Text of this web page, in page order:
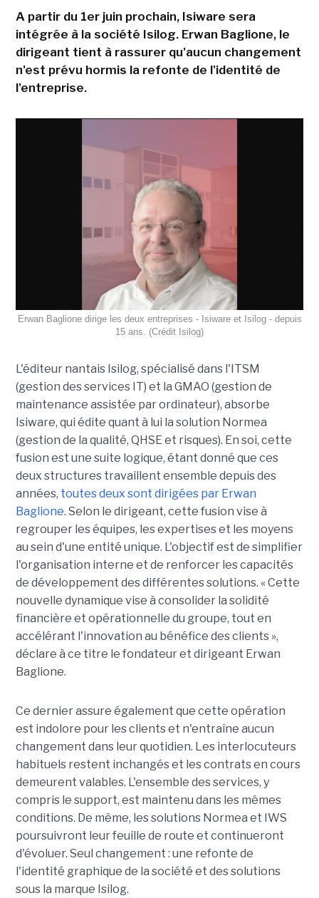
A partir du 1er juin prochain, Isiware sera
intégrée à la société Isilog. Erwan Baglione, le
dirigeant tient à rassurer qu'aucun changement
n'est prévu hormis la refonte de l'identité de
l'entreprise.
Erwan Baglione dirige les deux entreprises - Isiware et Isilog - depuis
15 ans. (Crédit Isilog)
L'éditeur nantais Isilog, spécialisé dans l'ITSM
(gestion des services IT) et la GMAO (gestion de
maintenance assistée par ordinateur), absorbe
Isiware, qui édite quant à lui la solution Normea
(gestion de la qualité, QHSE et risques). En soi, cette
fusion est une suite logique, étant donné que ces
deux structures travaillent ensemble depuis des
années, toutes deux sont dirigées par Erwan
Baglione. Selon le dirigeant, cette fusion vise à
regrouper les équipes, les expertises et les moyens
au sein d'une entité unique. L'objectif est de simplifier
l'organisation interne et de renforcer les capacités
de développement des différentes solutions. « Cette
nouvelle dynamique vise à consolider la solidité
financière et opérationnelle du groupe, tout en
accélérant l'innovation au bénéfice des clients »,
déclare à ce titre le fondateur et dirigeant Erwan
Baglione.
Ce dernier assure également que cette opération
est indolore pour les clients et n'entraîne aucun
changement dans leur quotidien. Les interlocuteurs
habituels restent inchangés et les contrats en cours
demeurent valables. L'ensemble des services, y
compris le support, est maintenu dans les mêmes
conditions. De même, les solutions Normea et IWS
poursuivront leur feuille de route et continueront
d'évoluer. Seul changement : une refonte de
l'identité graphique de la société et des solutions
sous la marque Isilog.